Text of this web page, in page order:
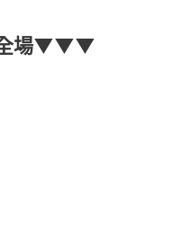
全場▼▼▼